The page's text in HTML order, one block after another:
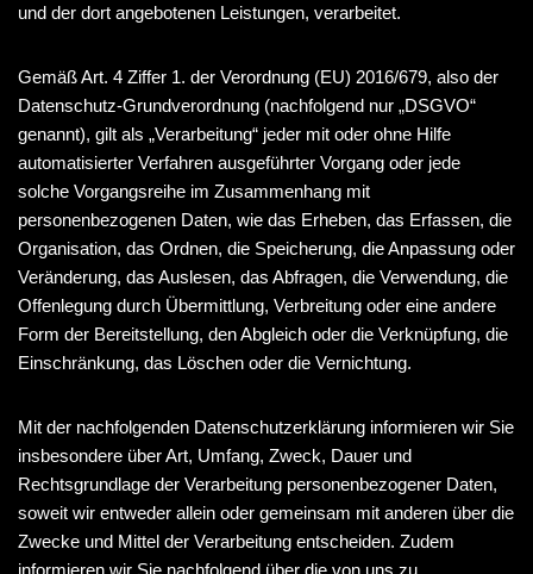
und der dort angebotenen Leistungen, verarbeitet.
Gemäß Art. 4 Ziffer 1. der Verordnung (EU) 2016/679, also der
Datenschutz-Grundverordnung (nachfolgend nur „DSGVO“
genannt), gilt als „Verarbeitung“ jeder mit oder ohne Hilfe
automatisierter Verfahren ausgeführter Vorgang oder jede
solche Vorgangsreihe im Zusammenhang mit
personenbezogenen Daten, wie das Erheben, das Erfassen, die
Organisation, das Ordnen, die Speicherung, die Anpassung oder
Veränderung, das Auslesen, das Abfragen, die Verwendung, die
Offenlegung durch Übermittlung, Verbreitung oder eine andere
Form der Bereitstellung, den Abgleich oder die Verknüpfung, die
Einschränkung, das Löschen oder die Vernichtung.
Mit der nachfolgenden Datenschutzerklärung informieren wir Sie
insbesondere über Art, Umfang, Zweck, Dauer und
Rechtsgrundlage der Verarbeitung personenbezogener Daten,
soweit wir entweder allein oder gemeinsam mit anderen über die
Zwecke und Mittel der Verarbeitung entscheiden. Zudem
informieren wir Sie nachfolgend über die von uns zu